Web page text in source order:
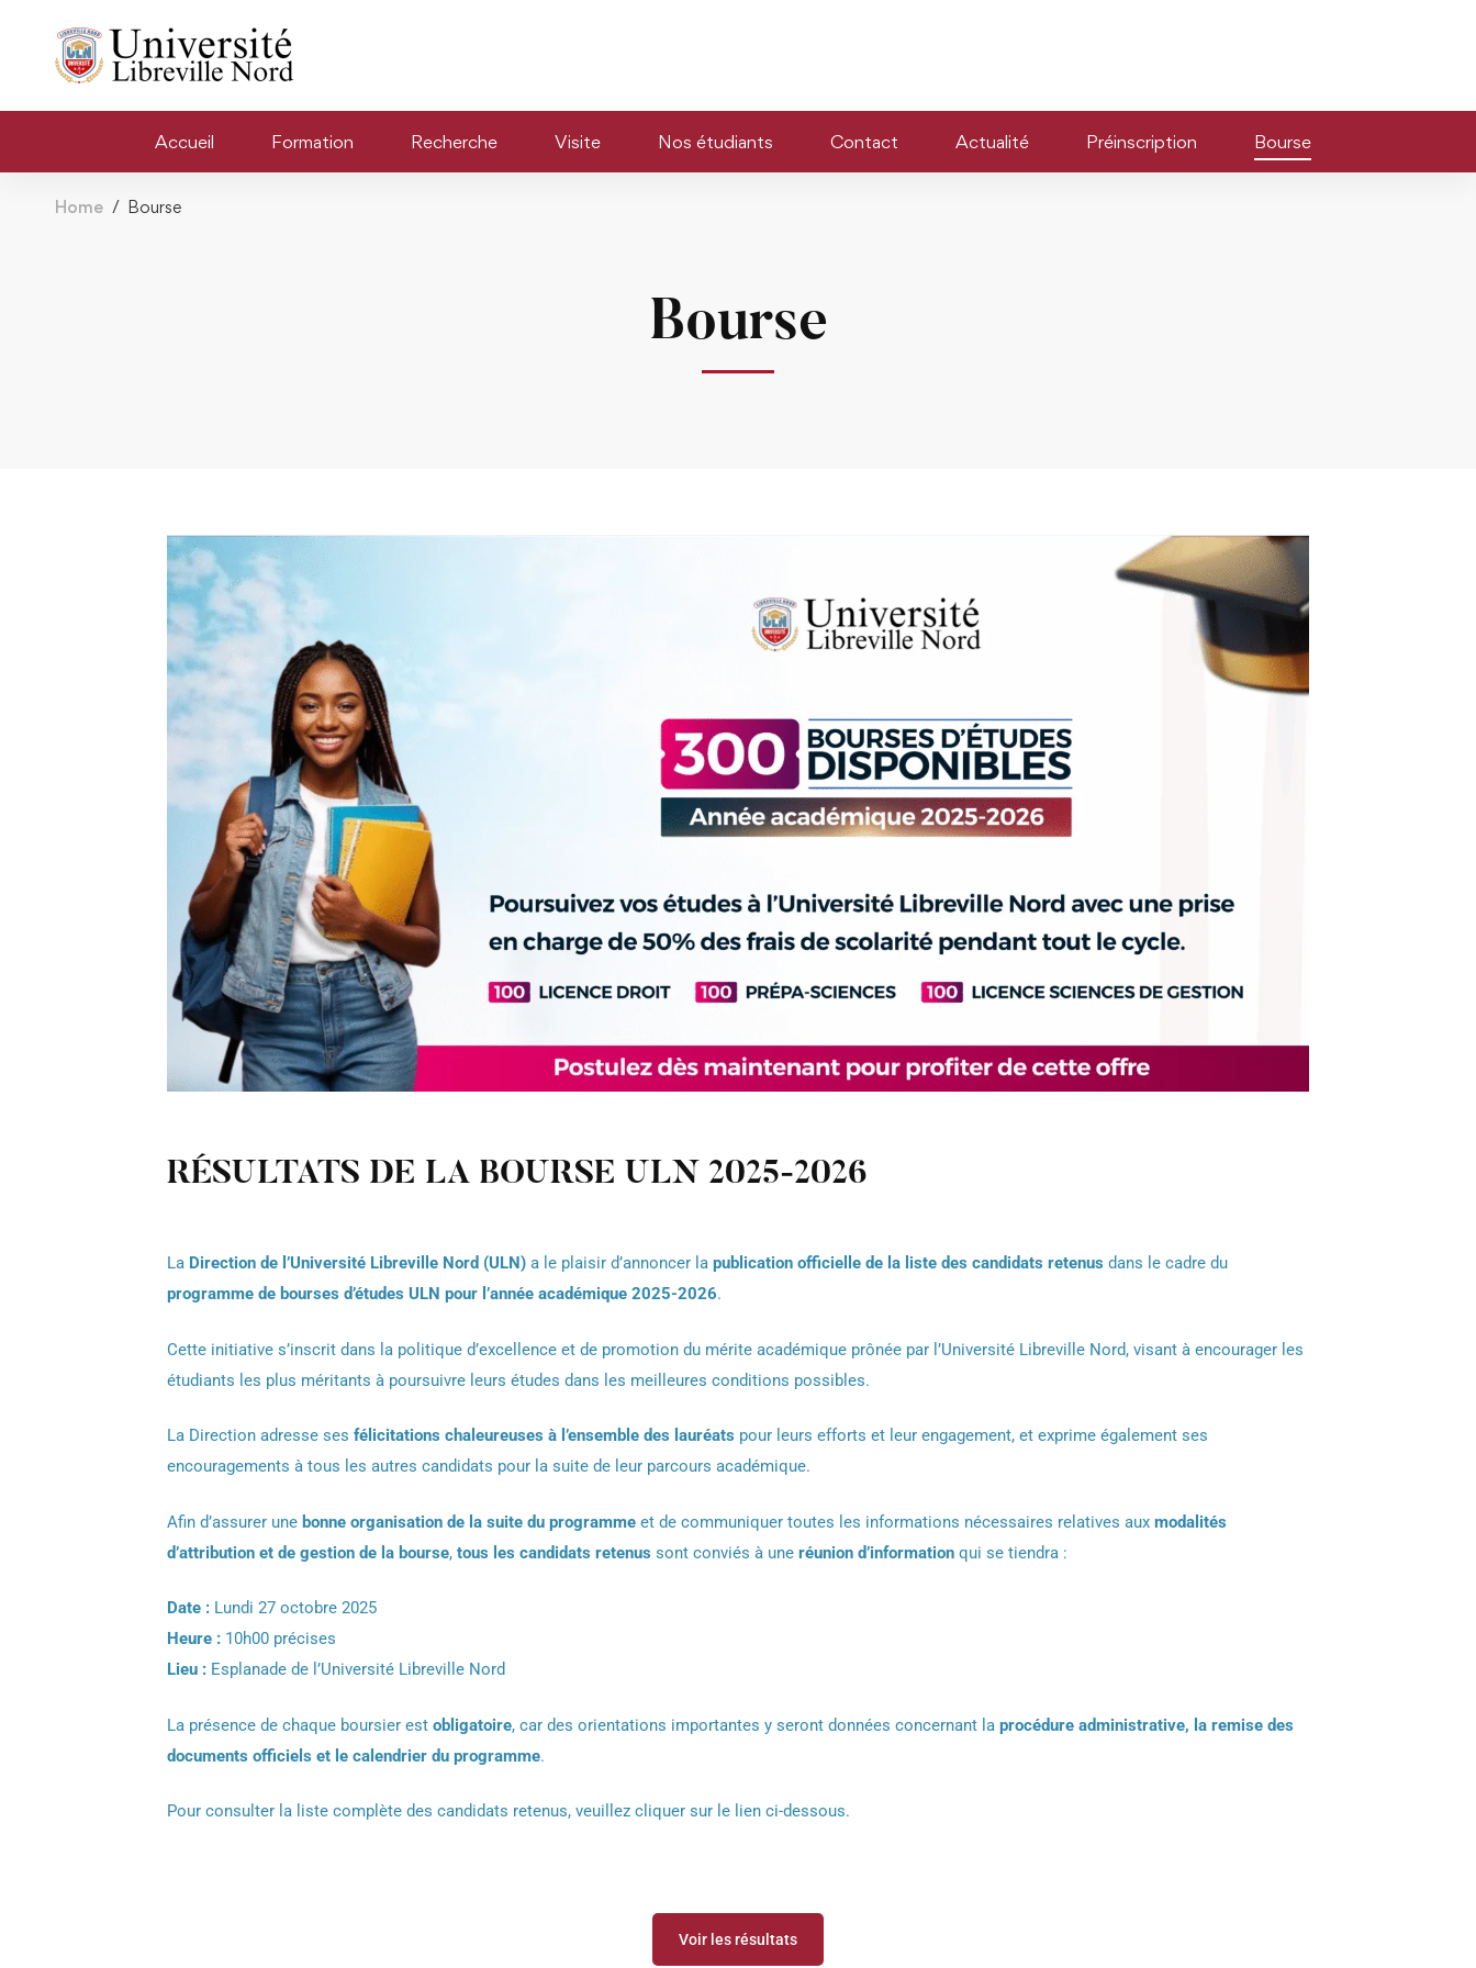
Accueil Formation Recherche Visite Nos étudiants Contact Actualité Préinscription Bourse
Home Bourse
Bourse
RÉSULTATS DE LA BOURSE ULN 2025-2026
La Direction de l’Université Libreville Nord (ULN) a le plaisir d’annoncer la publication officielle de la liste des candidats retenus dans le cadre du
programme de bourses d’études ULN pour l’année académique 2025-2026.
Cette initiative s’inscrit dans la politique d’excellence et de promotion du mérite académique prônée par l’Université Libreville Nord, visant à encourager les
étudiants les plus méritants à poursuivre leurs études dans les meilleures conditions possibles.
La Direction adresse ses félicitations chaleureuses à l’ensemble des lauréats pour leurs efforts et leur engagement, et exprime également ses
encouragements à tous les autres candidats pour la suite de leur parcours académique.
Afin d’assurer une bonne organisation de la suite du programme et de communiquer toutes les informations nécessaires relatives aux modalités
d’attribution et de gestion de la bourse, tous les candidats retenus sont conviés à une réunion d’information qui se tiendra :
Date : Lundi 27 octobre 2025
Heure : 10h00 précises
Lieu : Esplanade de l’Université Libreville Nord
La présence de chaque boursier est obligatoire, car des orientations importantes y seront données concernant la procédure administrative, la remise des
documents officiels et le calendrier du programme.
Pour consulter la liste complète des candidats retenus, veuillez cliquer sur le lien ci-dessous.
Voir les résultats